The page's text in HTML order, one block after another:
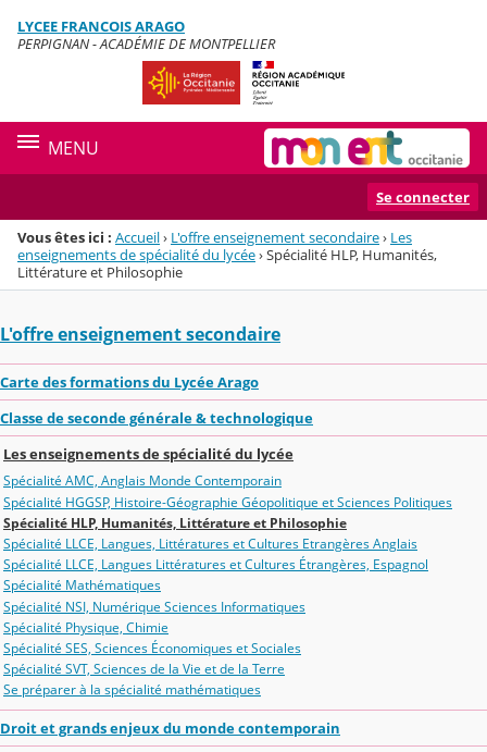
Menu de la rubrique
Contenu
LYCEE FRANCOIS ARAGO
PERPIGNAN - ACADÉMIE DE MONTPELLIER
MENU
Se connecter
Vous êtes ici : Accueil› L'offre enseignement secondaire› Les
enseignements de spécialité du lycée›Spécialité HLP, Humanités,
Littérature et Philosophie
L'offre enseignement secondaire
Carte des formations du Lycée Arago
Classe de seconde générale & technologique
Les enseignements de spécialité du lycée
Spécialité AMC, Anglais Monde Contemporain
Spécialité HGGSP, Histoire-Géographie Géopolitique et Sciences Politiques
Spécialité HLP, Humanités, Littérature et Philosophie
Spécialité LLCE, Langues, Littératures et Cultures Etrangères Anglais
Spécialité LLCE, Langues Littératures et Cultures Étrangères, Espagnol
Spécialité Mathématiques
Spécialité NSI, Numérique Sciences Informatiques
Spécialité Physique, Chimie
Spécialité SES, Sciences Économiques et Sociales
Spécialité SVT, Sciences de la Vie et de la Terre
Se préparer à la spécialité mathématiques
Droit et grands enjeux du monde contemporain